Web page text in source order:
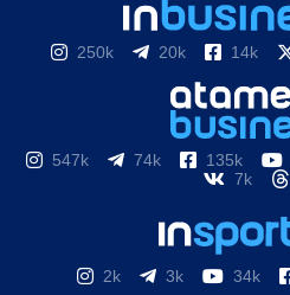
250k 20k 14k
547k 74k 135k
7k
2k 3k 34k